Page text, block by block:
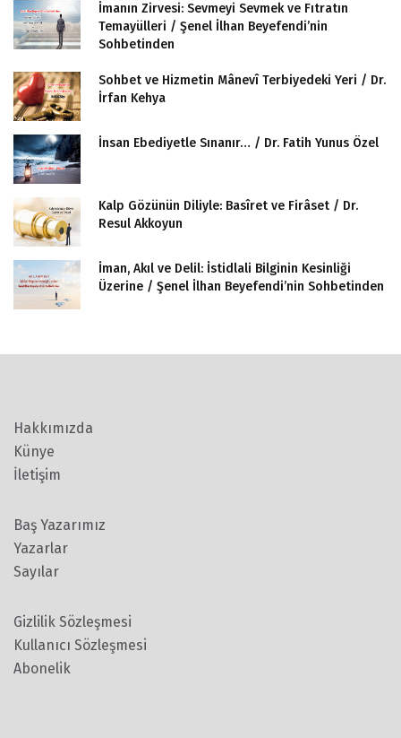
İmanın Zirvesi: Sevmeyi Sevmek ve Fıtratın
Temayülleri / Şenel İlhan Beyefendi’nin
Sohbetinden
Sohbet ve Hizmetin Mânevî Terbiyedeki Yeri / Dr.
İrfan Kehya
İnsan Ebediyetle Sınanır… / Dr. Fatih Yunus Özel
Kalp Gözünün Diliyle: Basîret ve Firâset / Dr.
Resul Akkoyun
İman, Akıl ve Delil: İstidlali Bilginin Kesinliği
Üzerine / Şenel İlhan Beyefendi’nin Sohbetinden
Hakkımızda
Künye
İletişim
Baş Yazarımız
Yazarlar
Sayılar
Gizlilik Sözleşmesi
Kullanıcı Sözleşmesi
Abonelik